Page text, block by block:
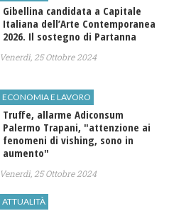
Gibellina candidata a Capitale
Italiana dell’Arte Contemporanea
2026. Il sostegno di Partanna
Venerdì, 25 Ottobre 2024
ECONOMIA E LAVORO
Truffe, allarme Adiconsum
Palermo Trapani, "attenzione ai
fenomeni di vishing, sono in
aumento"
Venerdì, 25 Ottobre 2024
ATTUALITÀ